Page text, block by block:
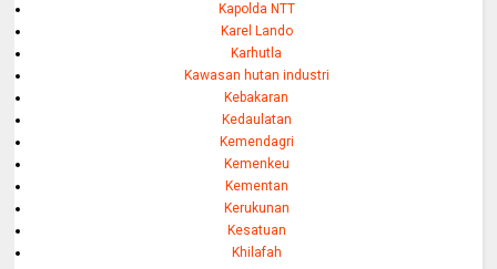
Kapolda NTT
Karel Lando
Karhutla
Kawasan hutan industri
Kebakaran
Kedaulatan
Kemendagri
Kemenkeu
Kementan
Kerukunan
Kesatuan
Khilafah